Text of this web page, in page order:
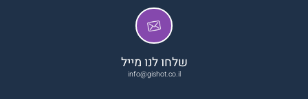
שלחו לנו מייל
info@gishot.co.il